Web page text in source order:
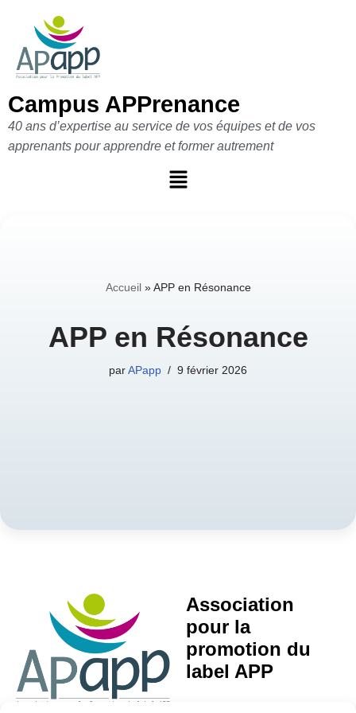
au
contenu
Campus APPrenance
40 ans d’expertise au service de vos équipes et de vos
apprenants pour apprendre et former autrement
Accueil»APP en Résonance
APP en Résonance
par APapp 9 février 2026
Association
pour la
promotion du
label APP